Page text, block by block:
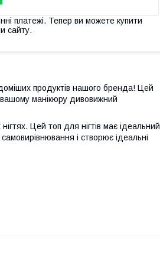
платежі. Тепер ви можете купити
сайту.
продуктів нашого бренда! Цей
вашому манікюру дивовижний
Цей топ для нігтів має ідеальний
і створює ідеальні